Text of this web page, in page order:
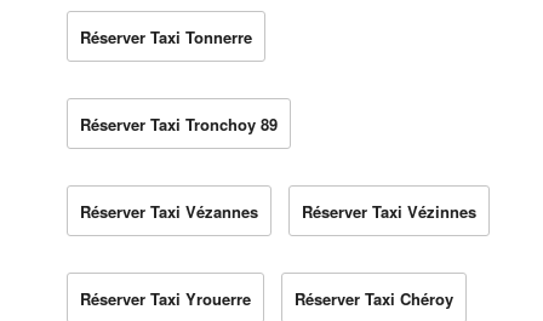
Réserver Taxi Tonnerre
Réserver Taxi Tronchoy 89
Réserver Taxi Vézannes Réserver Taxi Vézinnes
Réserver Taxi Yrouerre Réserver Taxi Chéroy